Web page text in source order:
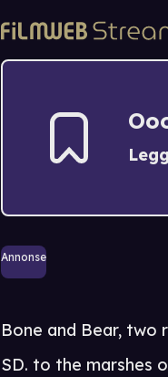
Annonse
Bone and Bear, two
SD. to the marshes